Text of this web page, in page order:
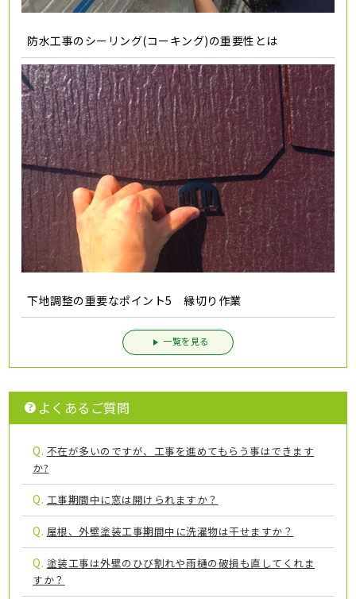
防水工事のシーリング(コーキング)の重要性とは
下地調整の重要なポイント5 縁切り作業
一覧を見る
よくあるご質問
Q. 不在が多いのですが、工事を進めてもらう事はできます
か?
Q. 工事期間中に窓は開けられますか？
Q. 屋根、外壁塗装工事期間中に洗濯物は干せますか？
Q. 塗装工事は外壁のひび割れや雨樋の破損も直してくれま
すか？